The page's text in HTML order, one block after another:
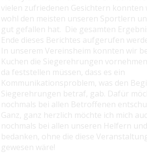
vielen zufriedenen Gesichtern konnten
wohl den meisten unseren Sportlern
gut gefallen hat. Die gesamten
Ende dieses Berichtes aufgerufen
In unserem Vereinsheim konnten wir
Kuchen die Siegerehrungen
da feststellen müssen, dass es ein
Kommunikationsproblem, was den
Siegerehrungen betraf, gab. Dafür
nochmals bei allen Betroffenen
Ganz, ganz herzlich möchte ich mich
nochmals bei allen unseren Helfern
bedanken, ohne die diese
gewesen wäre!